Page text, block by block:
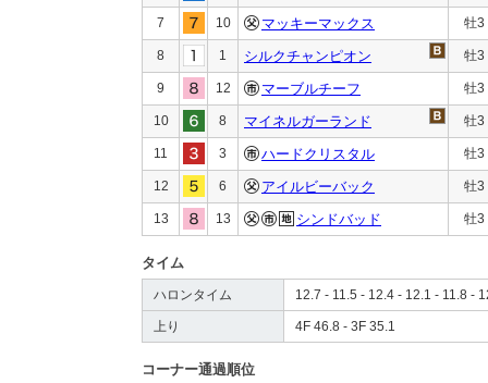
7 10 マッキーマックス 牡3
8 1 シルクチャンピオン 牡3
9 12 マーブルチーフ 牡3
10 8 マイネルガーランド 牡3
11 3 ハードクリスタル 牡3
12 6 アイルビーバック 牡3
13 13 シンドバッド 牡3
タイム
ハロンタイム 12.7 - 11.5 - 12.4 - 12.1 - 11.8 -
上り 4F 46.8 - 3F 35.1
コーナー通過順位